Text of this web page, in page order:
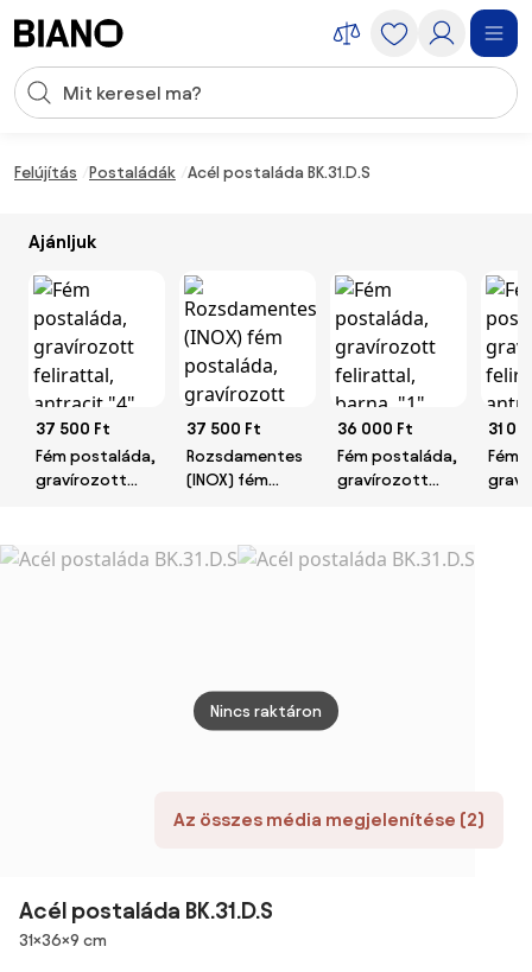
Keresési bevitel
Felújítás Postaládák Acél postaláda BK.31.D.S
Ajánljuk
37 500 Ft
Fém postaláda,
gravírozott
37 500 Ft
Rozsdamentes
(INOX) fém
felirattal "4"
36 000 Ft
Fém postaláda,
gravírozott
31
Fém
Az összes média megjelenítése (2)
Nincs raktáron
Acél postaláda BK.31.D.S
Méretek
31×36×9 cm